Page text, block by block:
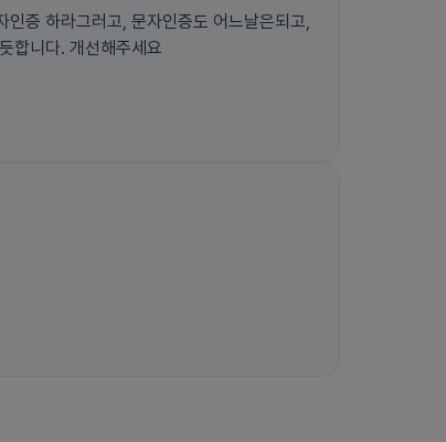
증 하라그러고, 문자인증도 어느날은되고,
합니다. 개선해주세요